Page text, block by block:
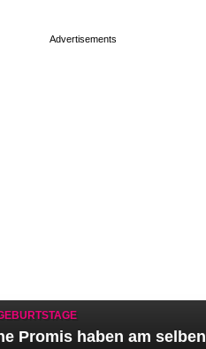
Promis haben am selben